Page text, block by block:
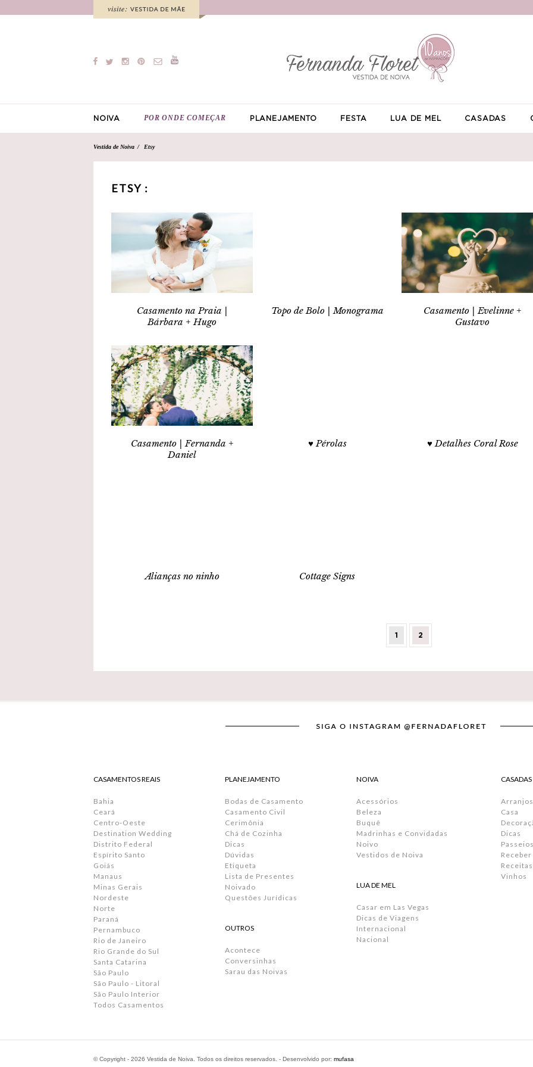
NOIVA POR ONDE COMEÇAR PLANEJAMENTO FESTA LUA DE MEL CASADAS
Vestida de Noiva Etsy
ETSY :
Casamento na Praia |
Bárbara + Hugo
Topo de Bolo | Monograma
Casamento | Evelinne +
Gustavo
Casamento | Fernanda +
Daniel
♥ Pérolas ♥ Detalhes Coral Rose
Alianças no ninho Cottage Signs
1 2
CASAMENTOS REAIS
Bahia
Ceará
Centro-Oeste
Destination Wedding
Distrito Federal
Espírito Santo
Goiás
Manaus
Minas Gerais
Nordeste
Norte
Paraná
Pernambuco
Rio de Janeiro
Rio Grande do Sul
Santa Catarina
São Paulo
São Paulo - Litoral
São Paulo Interior
Todos Casamentos
PLANEJAMENTO
Bodas de Casamento
Casamento Civil
Cerimônia
Chá de Cozinha
Dicas
Dúvidas
Etiqueta
Lista de Presentes
Noivado
Questões Jurídicas
OUTROS
Acontece
Conversinhas
Sarau das Noivas
NOIVA
Acessórios
Beleza
Buquê
Madrinhas e Convidadas
Noivo
Vestidos de Noiva
LUA DE MEL
Casar em Las Vegas
Dicas de Viagens
Internacional
Nacional
CASADAS
Casa
Dicas
Passeios
Receber
Receitas
Vinhos
© Copyright - 2026 Vestida de Noiva. Todos os direitos reservados. - Desenvolvido por: mufasa